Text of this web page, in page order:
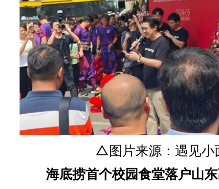
△图片来源：遇见小
海底捞首个校园食堂落户山